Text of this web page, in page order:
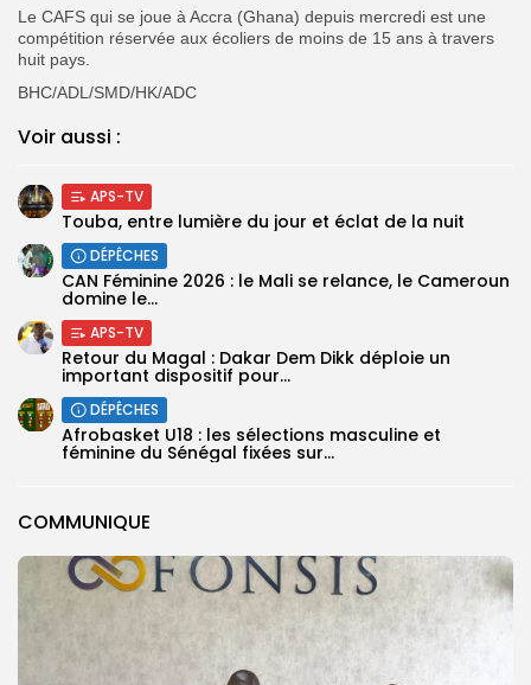
COMMUNIQUE
Le CAFS qui se joue à Accra (Ghana) depuis mercredi est une
compétition réservée aux écoliers de moins de 15 ans à travers
huit pays.
BHC/ADL/SMD/HK/ADC
Voir aussi :
APS-TV
Touba, entre lumière du jour et éclat de la nuit
DÉPÊCHES
‎CAN Féminine 2026 : le Mali se relance, le Cameroun
domine le...
APS-TV
Retour du Magal : Dakar Dem Dikk déploie un
important dispositif pour...
DÉPÊCHES
‎Afrobasket U18 : les sélections masculine et
féminine du Sénégal fixées sur...